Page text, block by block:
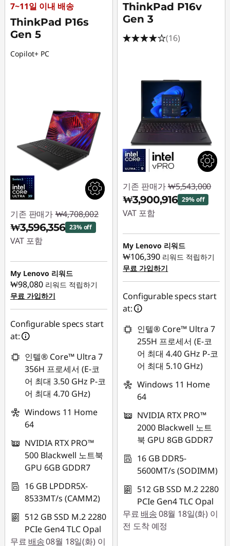
7~11일 이내 배송
ThinkPad P16s
Gen 5
Copilot+ PC
기존 판매가 ₩4,708,002
₩3,596,356 23% off
VAT 포함
즉시 할인: :-
₩1,111,646
My Lenovo 리워드
₩98,080 리워드 적립하기
무료 가입하기
Configurable specs start
at:
인텔® Core™ Ultra 7
356H 프로세서 (E-코
어 최대 3.50 GHz P-코
어 최대 4.70 GHz)
Windows 11 Home
64
NVIDIA RTX PRO™
500 Blackwell 노트북
GPU 6GB GDDR7
16 GB LPDDR5X-
8533MT/s (CAMM2)
512 GB SSD M.2 2280
PCIe Gen4 TLC Opal
무료 배송08월 18일(화) 이
ThinkPad P16v
Gen 3
(16)
기존 판매가 ₩5,543,000
₩3,900,916 29% off
VAT 포함
즉시 할인: :-
₩1,642,084
My Lenovo 리워드
₩106,390 리워드 적립하기
무료 가입하기
Configurable specs start
at:
인텔® Core™ Ultra 7
255H 프로세서 (E-코
어 최대 4.40 GHz P-코
어 최대 5.10 GHz)
Windows 11 Home
64
NVIDIA RTX PRO™
2000 Blackwell 노트
북 GPU 8GB GDDR7
16 GB DDR5-
5600MT/s (SODIMM)
512 GB SSD M.2 2280
PCIe Gen4 TLC Opal
무료 배송08월 18일(화) 이
전 도착 예정